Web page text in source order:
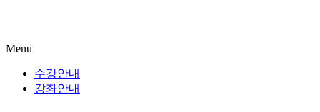
Menu
수강안내
강좌안내